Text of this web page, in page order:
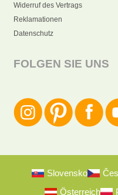
Widerruf des Vertrags
Reklamationen
Datenschutz
FOLGEN SIE UNS
Slovensko
Österreich